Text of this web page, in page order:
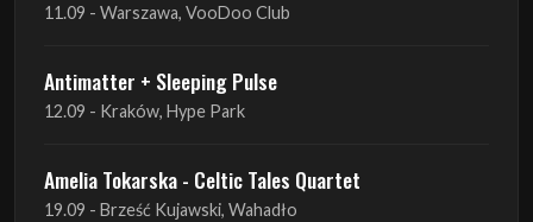
11.09 - Warszawa, VooDoo Club
Antimatter + Sleeping Pulse
12.09 - Kraków, Hype Park
Amelia Tokarska - Celtic Tales Quartet
19.09 - Brześć Kujawski, Wahadło